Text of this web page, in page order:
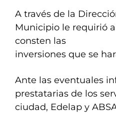
A través de la
Municipio le requirió
consten las
inversiones que se
Ante las eventuales
prestatarias de los
ciudad, Edelap y